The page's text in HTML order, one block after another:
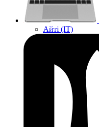
Айті (IT)